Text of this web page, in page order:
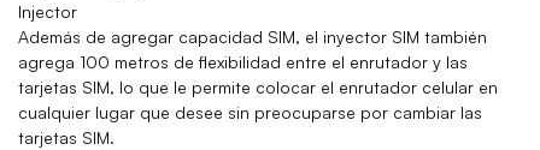
Injector
Además de agregar capacidad SIM, el inyector SIM también
agrega 100 metros de flexibilidad entre el enrutador y las
tarjetas SIM, lo que le permite colocar el enrutador celular en
cualquier lugar que desee sin preocuparse por cambiar las
tarjetas SIM.